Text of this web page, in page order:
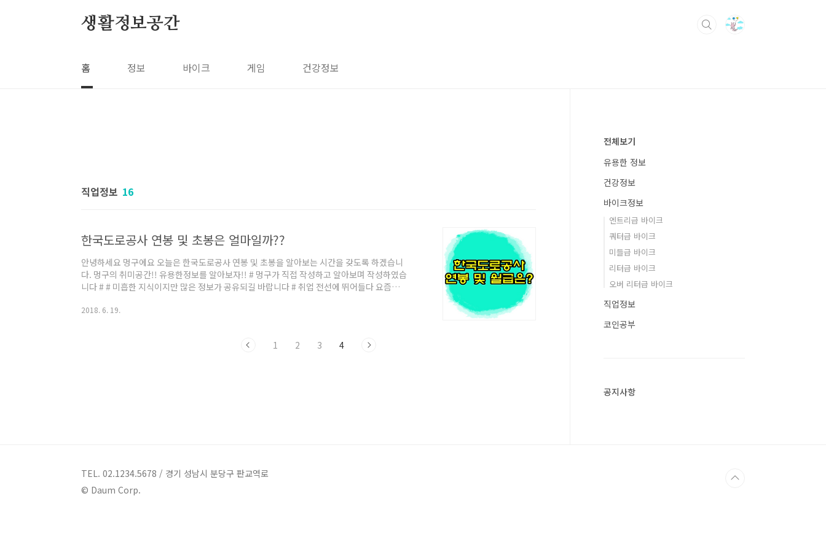
생활정보공간
홈 정보 바이크 게임 건강정보
직업정보 16
한국도로공사 연봉 및 초봉은 얼마일까??
안녕하세요 멍구에요 오늘은 한국도로공사 연봉 및 초봉을 알아보는 시간을 갖도록 하겠습니
다. 멍구의 취미공간!! 유용한정보를 알아보자!! # 멍구가 직접 작성하고 알아보며 작성하였습
니다 # # 미흡한 지식이지만 많은 정보가 공유되길 바랍니다 # 취업 전선에 뛰어들다 요즘이라
을 지내고 있을것이라고 생각이 듭니다. 저도 물론 취업을 위해 많은 이력서와 면접을 보았습
김천시에 위치하고 있습니다. 2018년 2월기준으로 임직원 6,582명이 근무를 ..
2018. 6. 19.
1 2 3 4
전체보기
유용한 정보
건강정보
바이크정보
엔트리급 바이크
쿼터급 바이크
미들급 바이크
리터급 바이크
오버 리터급 바이크
직업정보
코인공부
공지사항
TEL. 02.1234.5678 / 경기 성남시 분당구 판교역로
© Daum Corp.